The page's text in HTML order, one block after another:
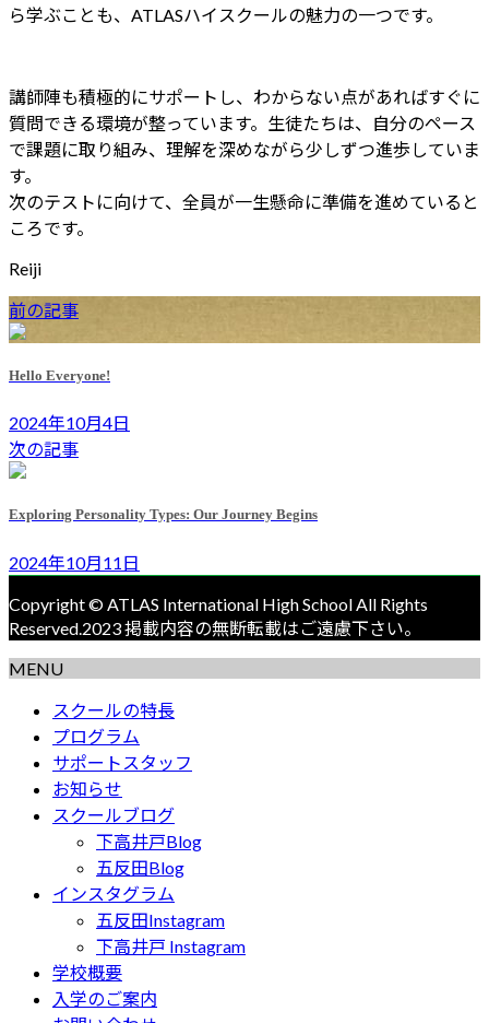
ら学ぶことも、ATLASハイスクールの魅力の一つです。
講師陣も積極的にサポートし、わからない点があればすぐに
質問できる環境が整っています。生徒たちは、自分のペース
で課題に取り組み、理解を深めながら少しずつ進歩していま
す。
次のテストに向けて、全員が一生懸命に準備を進めていると
ころです。
Reiji
前の記事
Hello Everyone!
2024年10月4日
次の記事
Exploring Personality Types: Our Journey Begins
2024年10月11日
Copyright © ATLAS International High School All Rights
Reserved.2023 掲載内容の無断転載はご遠慮下さい。
MENU
スクールの特長
プログラム
サポートスタッフ
お知らせ
スクールブログ
下高井戸Blog
五反田Blog
インスタグラム
五反田Instagram
下高井戸 Instagram
学校概要
入学のご案内